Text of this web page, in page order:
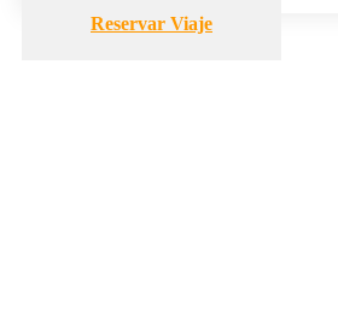
Reservar Viaje